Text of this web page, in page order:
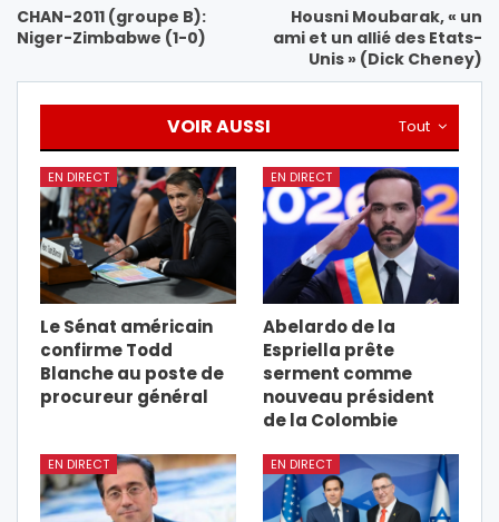
CHAN-2011 (groupe B):
Niger-Zimbabwe (1-0)
Housni Moubarak, « un
ami et un allié des Etats-
Unis » (Dick Cheney)
Tout
VOIR AUSSI
EN DIRECT
Le Sénat américain
confirme Todd
Blanche au poste de
procureur général
EN DIRECT
Abelardo de la
Espriella prête
serment comme
nouveau président
de la Colombie
EN DIRECT EN DIRECT